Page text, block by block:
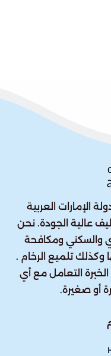
الإمارات العربية
عالية الجودة. نحن
والسكني ومكافحة
وكذلك تلميع الرخام .
التعامل مع أي
أو صغيرة.